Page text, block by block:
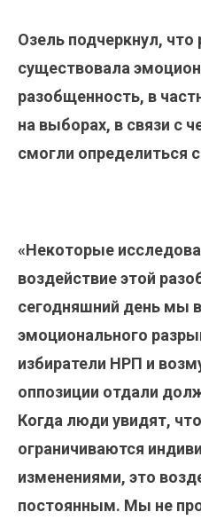
Озель подчеркнул, что
существовала
разобщенность, в
на выборах, в связи с
смогли определиться
«Некоторые
воздействие этой
сегодняшний день мы
эмоционального
избиратели НРП и
оппозиции отдали
Когда люди увидят,
ограничиваются
изменениями, это
постоянным. Мы не